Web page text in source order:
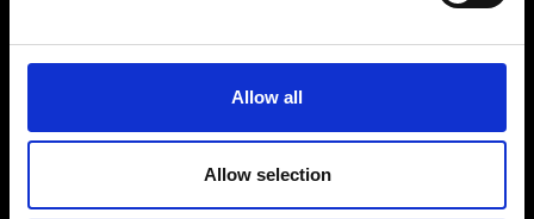
Allow all
Allow selection